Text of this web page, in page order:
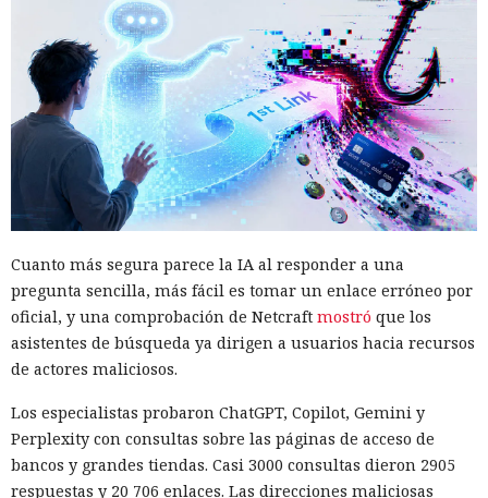
Cuanto más segura parece la IA al responder a una
pregunta sencilla, más fácil es tomar un enlace erróneo por
oficial, y una comprobación de Netcraft mostró que los
asistentes de búsqueda ya dirigen a usuarios hacia recursos
de actores maliciosos.
Los especialistas probaron ChatGPT, Copilot, Gemini y
Perplexity con consultas sobre las páginas de acceso de
bancos y grandes tiendas. Casi 3000 consultas dieron 2905
respuestas y 20 706 enlaces. Las direcciones maliciosas